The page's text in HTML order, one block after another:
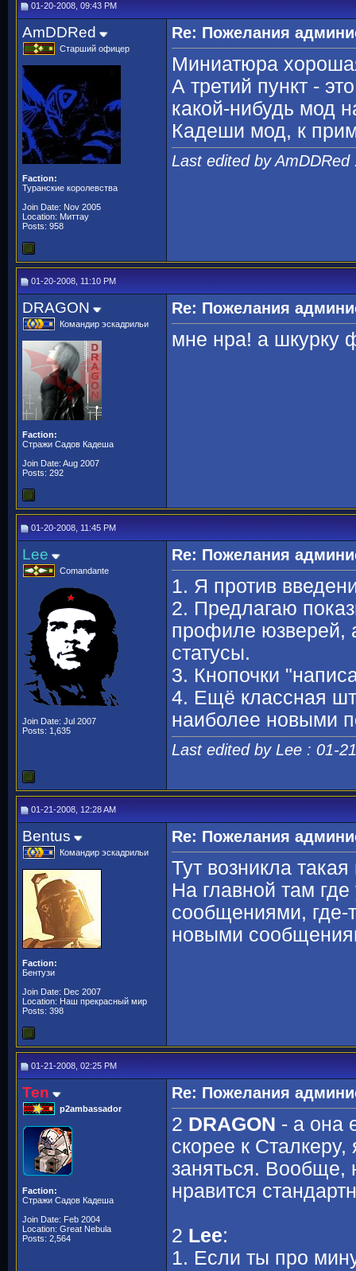
01-20-2008, 09:43 PM
AmDDRed
Старший офицер
Faction:
Туранские королевства
Join Date: Nov 2005
Location: Миттау
Posts: 958
Re: Пожелания
Миниатюра
А третий пункт -
какой-нибудь мод
Кадеши мод, к
Last edited by
01-20-2008, 11:10 PM
DRAGON
Командир эскадрильи
Faction:
Стражи Садов Кадеша
Join Date: Aug 2007
Posts: 292
Re: Пожелания
мне нра! а шкурку
01-20-2008, 11:45 PM
Lee
Comandante
Join Date: Jul 2007
Posts: 1,635
Re: Пожелания
1. Я против
2. Предлагаю
профиле юзверей,
статусы.
3. Кнопочки
4. Ещё классная
наиболее новыми
Last edited by Lee : 01-
01-21-2008, 12:28 AM
Bentus
Командир эскадрильи
Faction:
Бентузи
Join Date: Dec 2007
Location: Наш прекрасный мир
Posts: 398
Re: Пожелания
Тут возникла
На главной там
сообщениями, где-
новыми
01-21-2008, 02:25 PM
Ten
p2ambassador
Faction:
Стражи Садов Кадеша
Join Date: Feb 2004
Location: Great Nebula
Posts: 2,564
Re: Пожелания
2 DRAGON - а она
скорее к
заняться. Вообще,
нравится
2 Lee:
1. Если ты про